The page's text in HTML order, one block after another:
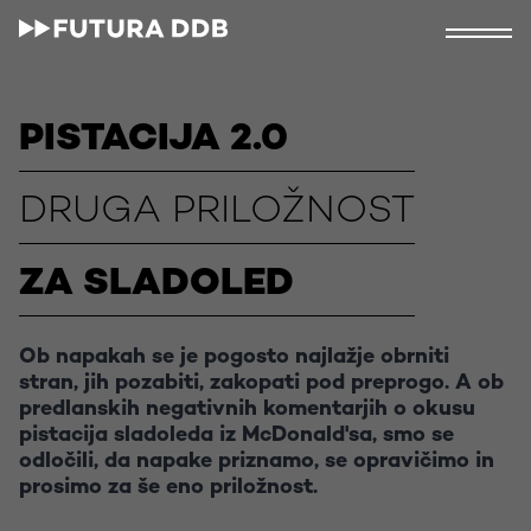
PISTACIJA 2.0
DRUGA PRILOŽNOST
ZA SLADOLED
Ob napakah se je pogosto najlažje obrniti
stran, jih pozabiti, zakopati pod preprogo. A ob
predlanskih negativnih komentarjih o okusu
pistacija sladoleda iz McDonald'sa, smo se
odločili, da napake priznamo, se opravičimo in
prosimo za še eno priložnost.